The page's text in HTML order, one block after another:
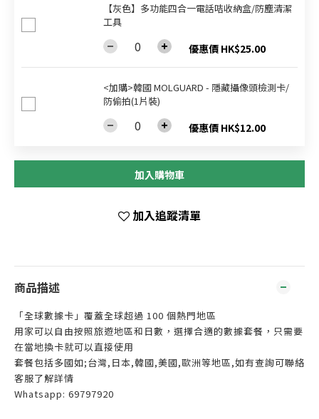
【灰色】多功能四合一電話咭收納盒/防塵清潔
工具
優惠價 HK$25.00
<加購>韓國 MOLGUARD - 隱藏攝像頭檢測卡/
防偷拍(1片裝)
優惠價 HK$12.00
加入購物車
加入追蹤清單
商品描述
「全球數據卡」覆蓋全球超過 100 個熱門地區
用家可以自由按照旅遊地區和日數，選擇合適的數據套餐，只需要
在當地換卡就可以直接使用
套餐包括多國如;台灣,日本,韓國,美國,歐洲等地區,如有查詢可聯絡
客服了解詳情
Whatsapp: 69797920